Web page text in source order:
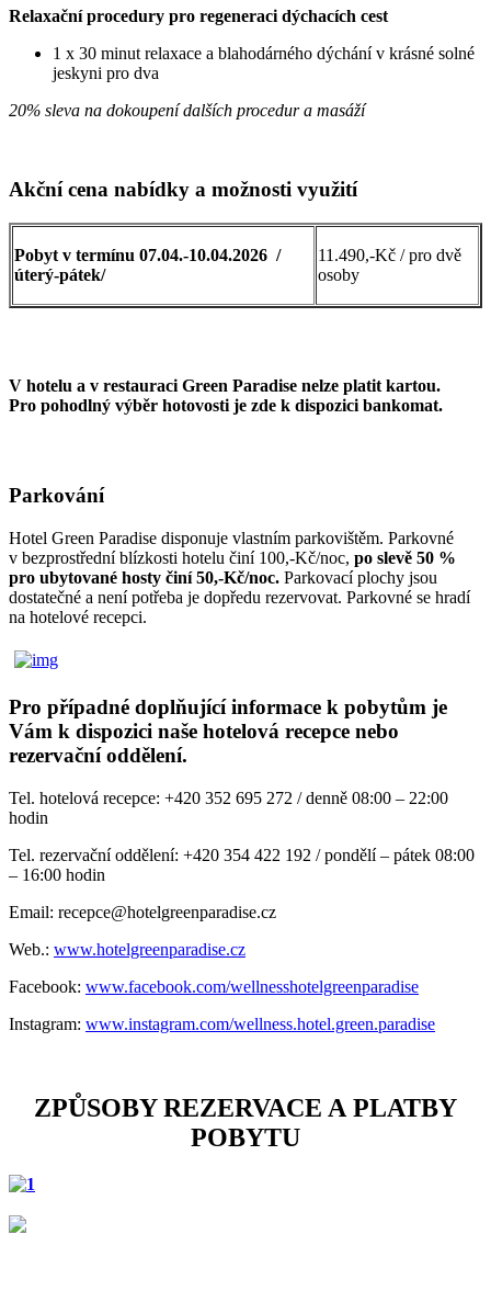
Relaxační procedury pro regeneraci dýchacích cest
1 x 30 minut relaxace a blahodárného dýchání v krásné solné
jeskyni pro dva
20% sleva na dokoupení dalších procedur a masáží
Akční cena nabídky a možnosti využití
Pobyt v termínu 07.04.-10.04.2026 /
úterý-pátek/
11.490,-Kč / pro dvě
osoby
V hotelu a v restauraci Green Paradise nelze platit kartou.
Pro pohodlný výběr hotovosti je zde k dispozici bankomat.
Parkování
Hotel Green Paradise disponuje vlastním parkovištěm. Parkovné
v bezprostřední blízkosti hotelu činí 100,-Kč/noc, po slevě 50 %
pro ubytované hosty činí 50,-Kč/noc. Parkovací plochy jsou
dostatečné a není potřeba je dopředu rezervovat. Parkovné se hradí
na hotelové recepci.
Pro případné doplňující informace k pobytům je
Vám k dispozici naše hotelová recepce nebo
rezervační oddělení.
Tel. hotelová recepce: +420 352 695 272 / denně 08:00 – 22:00
hodin
Tel. rezervační oddělení: +420 354 422 192 / pondělí – pátek 08:00
– 16:00 hodin
Email: recepce@hotelgreenparadise.cz
Web.: www.hotelgreenparadise.cz
Facebook: www.facebook.com/wellnesshotelgreenparadise
Instagram: www.instagram.com/wellness.hotel.green.paradise
ZPŮSOBY REZERVACE A PLATBY
POBYTU